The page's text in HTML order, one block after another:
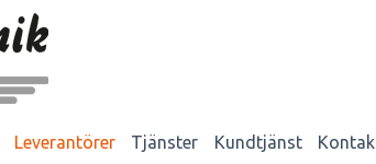
Leverantörer Tjänster Kundtjänst